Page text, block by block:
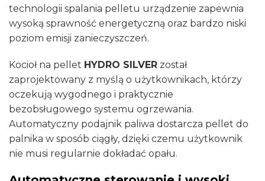
technologii spalania pelletu urządzenie zapewnia
wysoką sprawność energetyczną oraz bardzo niski
poziom emisji zanieczyszczeń.
Kocioł na pellet HYDRO SILVER został
zaprojektowany z myślą o użytkownikach, którzy
oczekują wygodnego i praktycznie
bezobsługowego systemu ogrzewania.
Automatyczny podajnik paliwa dostarcza pellet do
palnika w sposób ciągły, dzięki czemu użytkownik
nie musi regularnie dokładać opału.